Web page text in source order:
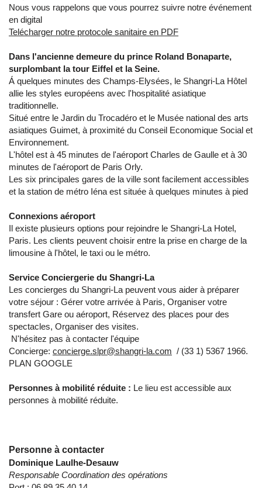
Nous vous rappelons que vous pourrez suivre notre événement
en digital
Telécharger notre protocole sanitaire en PDF
Dans l'ancienne demeure du prince Roland Bonaparte,
surplombant la tour Eiffel et la Seine.
Á quelques minutes des Champs-Elysées, le Shangri-La Hôtel
allie les styles européens avec l'hospitalité asiatique
traditionnelle.
Situé entre le Jardin du Trocadéro et le Musée national des arts
asiatiques Guimet, à proximité du Conseil Economique Social et
Environnement.
L'hôtel est à 45 minutes de l'aéroport Charles de Gaulle et à 30
minutes de l'aéroport de Paris Orly.
Les six principales gares de la ville sont facilement accessibles
et la station de métro Iéna est située à quelques minutes à pied
Connexions aéroport
Il existe plusieurs options pour rejoindre le Shangri-La Hotel,
Paris. Les clients peuvent choisir entre la prise en charge de la
limousine à l'hôtel, le taxi ou le métro.
Service Conciergerie du Shangri-La
Les concierges du Shangri-La peuvent vous aider à préparer
votre séjour : Gérer votre arrivée à Paris, Organiser votre
transfert Gare ou aéroport, Réservez des places pour des
spectacles, Organiser des visites.
N'hésitez pas à contacter l'équipe
Concierge: concierge.slpr@shangri-la.com / (33 1) 5367 1966.
PLAN GOOGLE
Personnes à mobilité réduite : Le lieu est accessible aux
personnes à mobilité réduite.
Personne à contacter
Dominique Laulhe-Desauw
Responsable Coordination des opérations